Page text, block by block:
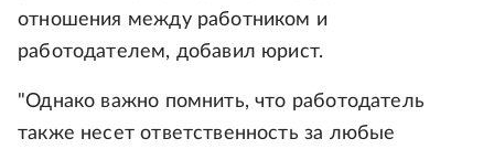
отношения между работником и
работодателем, добавил юрист.
"Однако важно помнить, что работодатель
также несет ответственность за любые